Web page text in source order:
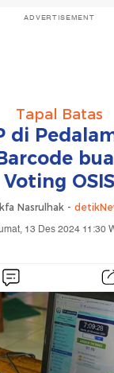
ADVERTISEMENT
Tapal Batas
di
Voting OSIS
Nasrulhak -
13 Des 2024 11:30